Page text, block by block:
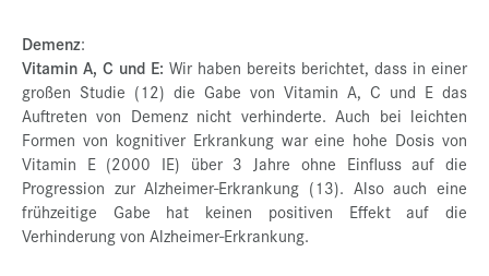
Demenz:
Vitamin A, C und E: Wir haben bereits berichtet, dass in einer
großen Studie (12) die Gabe von Vitamin A, C und E das
Auftreten von Demenz nicht verhinderte. Auch bei leichten
Formen von kognitiver Erkrankung war eine hohe Dosis von
Vitamin E (2000 IE) über 3 Jahre ohne Einfluss auf die
Progression zur Alzheimer-Erkrankung (13). Also auch eine
frühzeitige Gabe hat keinen positiven Effekt auf die
Verhinderung von Alzheimer-Erkrankung.